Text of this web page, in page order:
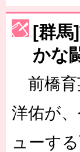
［3215号］
［3216号］行く末
［3217号］最高
［3218号］
［3219号］特別
［3220号］伝説
[群馬
かな
前橋育
洋佑が
ューす